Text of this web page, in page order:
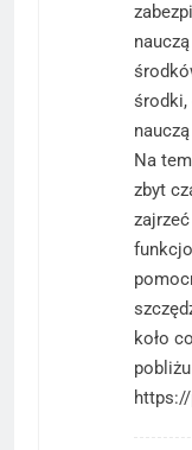
środki,
Na
zbyt
koło